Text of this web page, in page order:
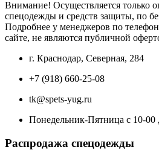
Внимание! Осуществляется только
спецодежды и средств защиты, по
Подробнее у менеджеров по
сайте, не являются публичной
г. Краснодар, Северная, 284
+7 (918) 660-25-08
tk@spets-yug.ru
Понедельник-Пятница с 10-00
Распродажа спецодежды